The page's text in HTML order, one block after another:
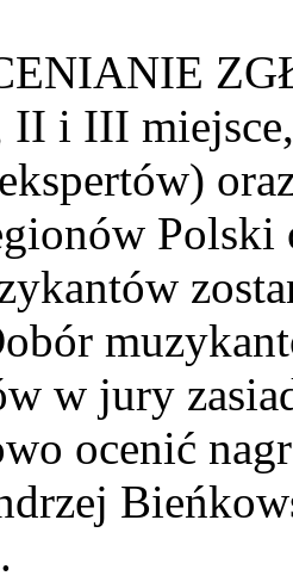
i III
Polski
w jury
ocenić